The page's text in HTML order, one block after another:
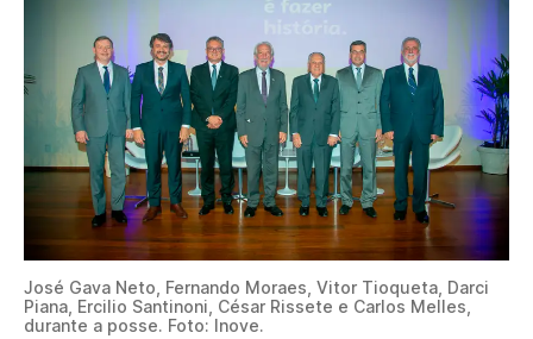
José Gava Neto, Fernando Moraes, Vitor Tioqueta, Darci
Piana, Ercilio Santinoni, César Rissete e Carlos Melles,
durante a posse. Foto: Inove.